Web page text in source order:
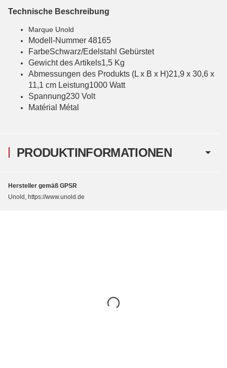
PRODUKTINFORMATIONEN
Technische Beschreibung
Marque Unold
Modell-Nummer 48165
FarbeSchwarz/Edelstahl Gebürstet
Gewicht des Artikels1,5 Kg
Abmessungen des Produkts (L x B x H)21,9 x 30,6 x
11,1 cm Leistung1000 Watt
Spannung230 Volt
Matérial Métal
Hersteller gemäß GPSR
Unold, https://www.unold.de